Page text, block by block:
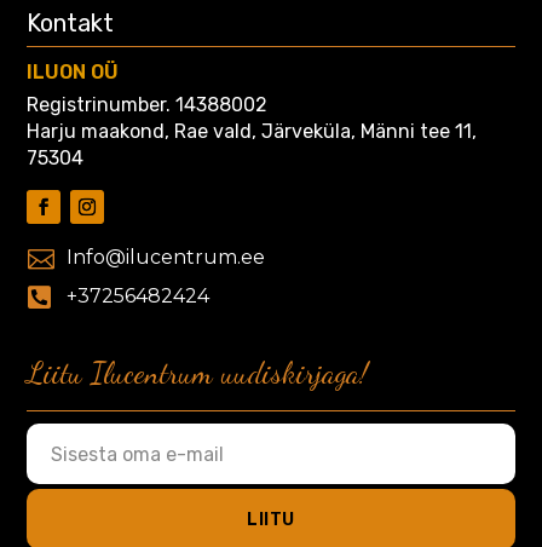
Kontakt
ILUON OÜ
Registrinumber. 14388002
Harju maakond, Rae vald, Järveküla, Männi tee 11,
75304
 Info@ilucentrum.ee
 +37256482424
Liitu Ilucentrum uudiskirjaga!